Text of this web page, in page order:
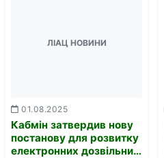
ЛІАЦ НОВИНИ
01.08.2025
Кабмін затвердив нову
постанову для розвитку
електронних дозвільних